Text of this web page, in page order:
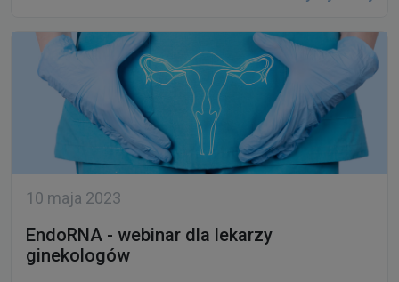
10 maja 2023
EndoRNA - webinar dla lekarzy
ginekologów